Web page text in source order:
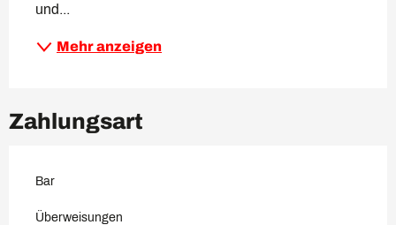
und...
Mehr anzeigen
Zahlungsart
Bar
Überweisungen